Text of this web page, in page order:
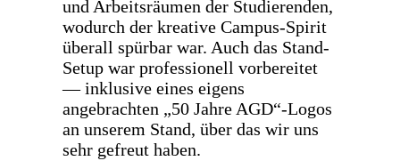
und Arbeitsräumen der Studierenden,
wodurch der kreative Campus-Spirit
überall spürbar war. Auch das Stand-
Setup war professionell vorbereitet
— inklusive eines eigens
angebrachten „50 Jahre AGD“-Logos
an unserem Stand, über das wir uns
sehr gefreut haben.